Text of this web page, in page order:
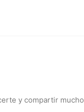
y compartir mucho